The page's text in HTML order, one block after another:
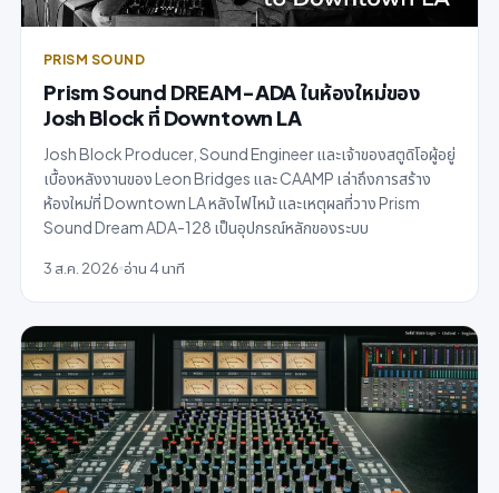
PRISM SOUND
Prism Sound DREAM-ADA ในห้องใหม่ของ
Josh Block ที่ Downtown LA
Josh Block Producer, Sound Engineer และเจ้าของสตูดิโอผู้อยู่
เบื้องหลังงานของ Leon Bridges และ CAAMP เล่าถึงการสร้าง
ห้องใหม่ที่ Downtown LA หลังไฟไหม้ และเหตุผลที่วาง Prism
Sound Dream ADA-128 เป็นอุปกรณ์หลักของระบบ
3 ส.ค. 2026 อ่าน 4 นาที